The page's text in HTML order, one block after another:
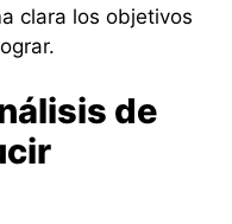
clara los objetivos
de